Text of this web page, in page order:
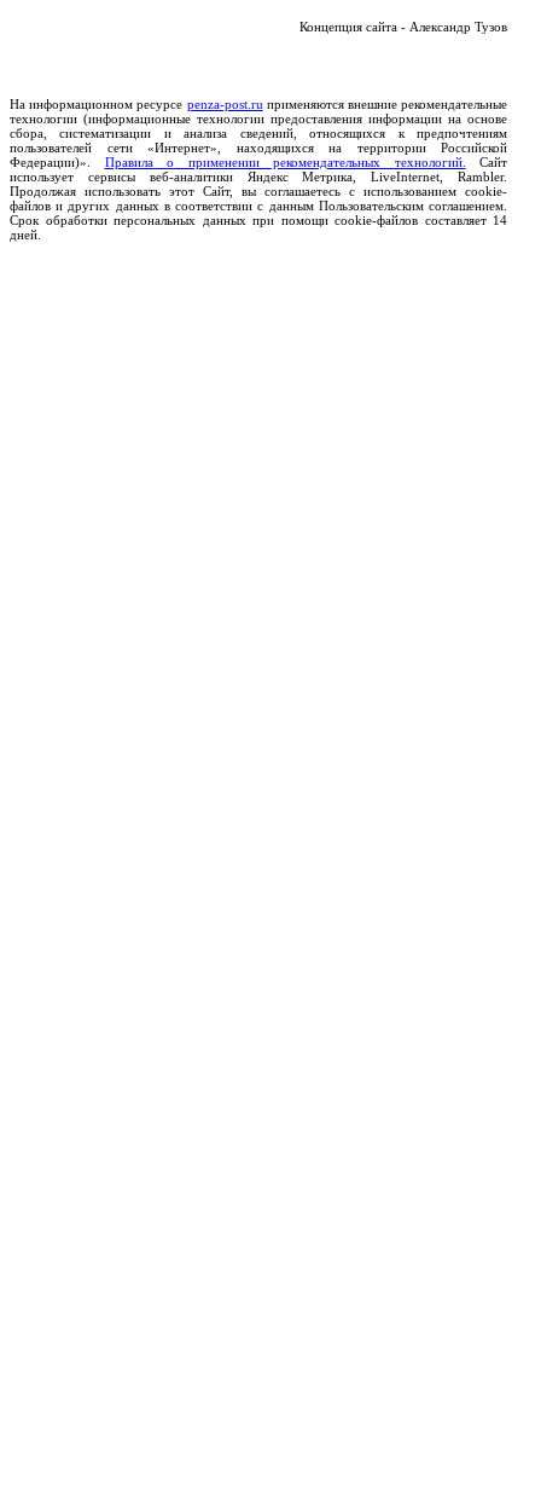
Концепция сайта - Александр Тузов
На информационном ресурсе penza-post.ru применяются внешние рекомендательные
технологии (информационные технологии предоставления информации на основе
сбора, систематизации и анализа сведений, относящихся к предпочтениям
пользователей сети «Интернет», находящихся на территории Российской
Федерации)». Правила о применении рекомендательных технологий.
Сайт
использует сервисы веб-аналитики Яндекс Метрика, LiveInternet, Rambler.
Продолжая использовать этот Сайт, вы соглашаетесь с использованием cookie-
файлов и других данных в соответствии с данным Пользовательским соглашением.
Срок обработки персональных данных при помощи cookie-файлов составляет 14
дней.